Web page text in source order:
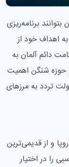
برنامه‌ریزی
اهداف خود از
دائم آلمان به
حوزه شنگن اهمیت
تردد به مرزهای
و از قدیمی‌ترین
را در اختیار